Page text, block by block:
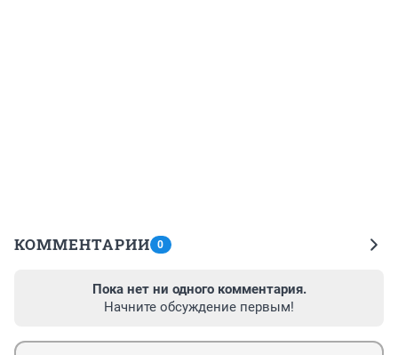
КОММЕНТАРИИ 0
Пока нет ни одного комментария.
Начните обсуждение первым!